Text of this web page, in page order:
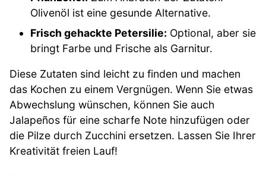
Olivenöl ist eine gesunde Alternative.
Frisch gehackte Petersilie: Optional, aber sie
bringt Farbe und Frische als Garnitur.
Diese Zutaten sind leicht zu finden und machen
das Kochen zu einem Vergnügen. Wenn Sie etwas
Abwechslung wünschen, können Sie auch
Jalapeños für eine scharfe Note hinzufügen oder
die Pilze durch Zucchini ersetzen. Lassen Sie Ihrer
Kreativität freien Lauf!